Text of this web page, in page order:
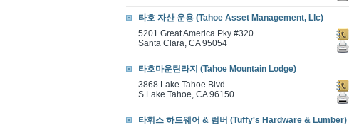
타호 자산 운용 (Tahoe Asset Management, Llc)
5201 Great America Pky #320
Santa Clara, CA 95054
타호마운틴라지 (Tahoe Mountain Lodge)
3868 Lake Tahoe Blvd
S.Lake Tahoe, CA 96150
타휘스 하드웨어 & 럼버 (Tuffy's Hardware & Lumber)